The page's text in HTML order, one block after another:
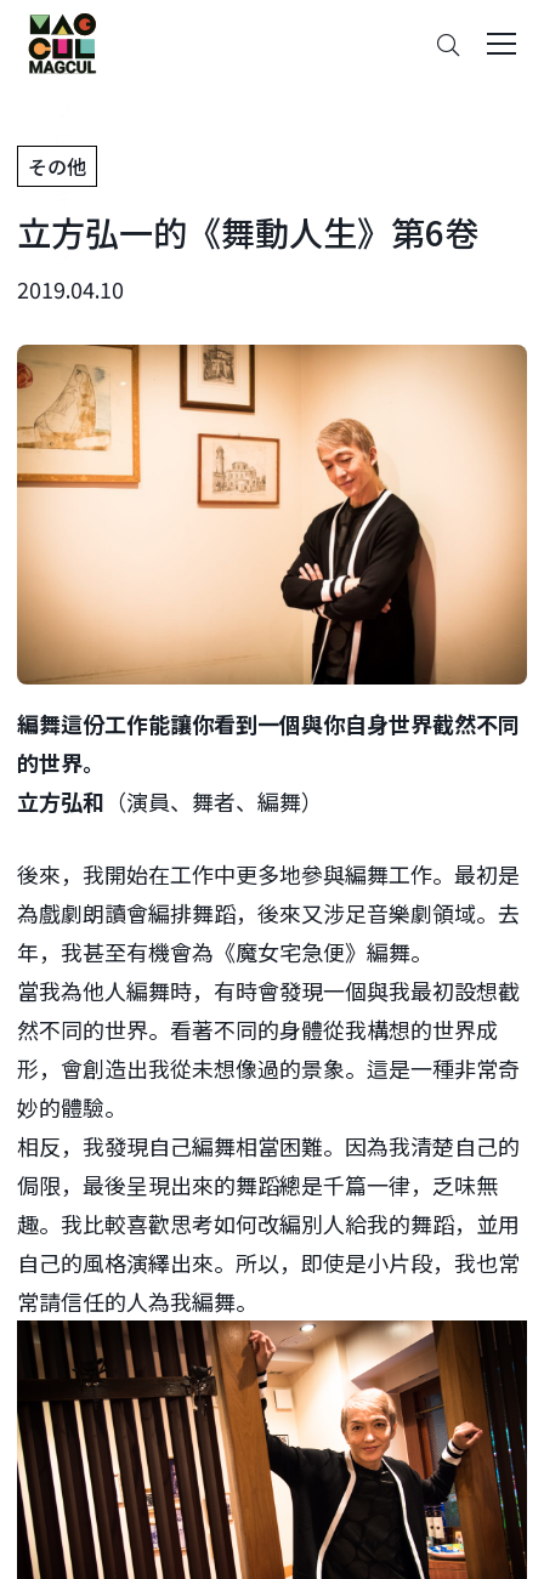
ン
テ
ン
に
ス
キ
ッ
プ
その他
立方弘一的《舞動人生》第6卷
2019.04.10
編舞這份工作能讓你看到一個與你自身世界截然不同
的世界。
立方弘和 （演員、舞者、編舞）
後來，我開始在工作中更多地參與編舞工作。最初是
為戲劇朗讀會編排舞蹈，後來又涉足音樂劇領域。去
年，我甚至有機會為《魔女宅急便》編舞。
當我為他人編舞時，有時會發現一個與我最初設想截
然不同的世界。看著不同的身體從我構想的世界成
形，會創造出我從未想像過的景象。這是一種非常奇
妙的體驗。
相反，我發現自己編舞相當困難。因為我清楚自己的
侷限，最後呈現出來的舞蹈總是千篇一律，乏味無
趣。我比較喜歡思考如何改編別人給我的舞蹈，並用
自己的風格演繹出來。所以，即使是小片段，我也常
常請信任的人為我編舞。